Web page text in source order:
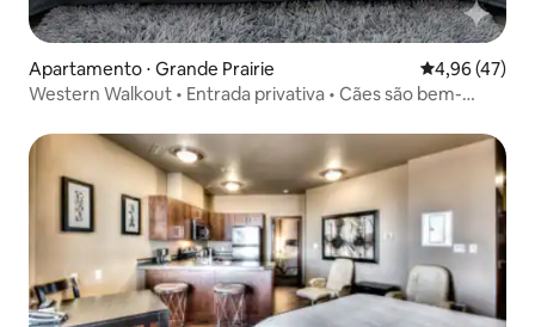
Apartamento ⋅ Grande Prairie 4,96 de uma
4,96 (47)
Western Walkout • Entrada privativa • Cães são bem-